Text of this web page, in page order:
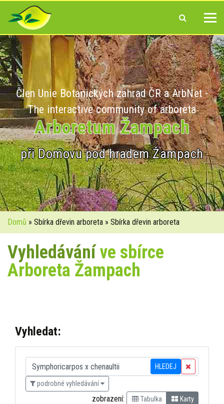
Člen Unie Botanických zahrad ČR a ArbNet -
The interactive community of arboreta
Arboretum Žampach
při Domovu pod hradem Žampach
Domů » Sbírka dřevin arboreta » Sbírka dřevin arboreta
Vyhledáváníve sbírce
Arboreta Žampach
Vyhledat:
HLEDEJ
podrobné vyhledávání
zobrazení: Tabulka Karty